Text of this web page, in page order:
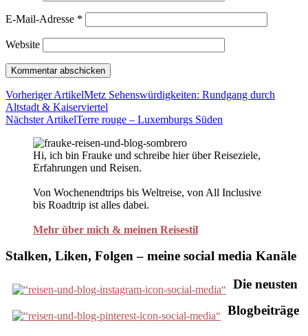
E-Mail-Adresse *
Website
Vorheriger ArtikelMetz Sehenswürdigkeiten: Rundgang durch
Altstadt & Kaiserviertel
Nächster ArtikelTerre rouge – Luxemburgs Süden
Hi, ich bin Frauke und schreibe hier über Reiseziele,
Erfahrungen und Reisen.
Von Wochenendtrips bis Weltreise, von All Inclusive
bis Roadtrip ist alles dabei.
Mehr über mich & meinen Reisestil
Stalken, Liken, Folgen – meine social media Kanäle
Die neusten
Blogbeiträge